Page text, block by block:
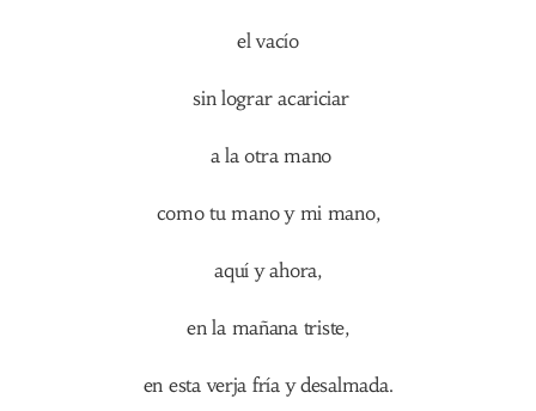
el vacío
sin lograr acariciar
a la otra mano
como tu mano y mi mano,
aquí y ahora,
en la mañana triste,
en esta verja fría y desalmada.